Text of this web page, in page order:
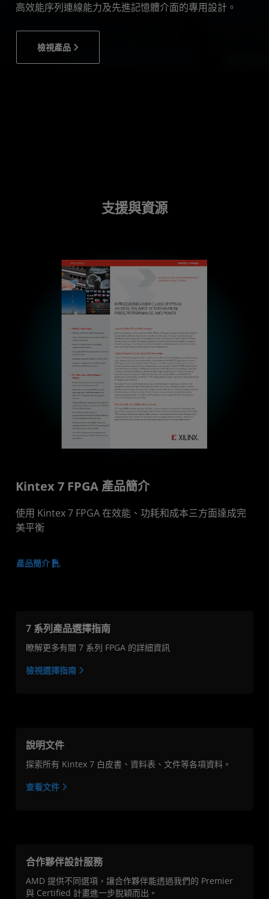
高效能序列連線能力及先進記憶體介面的專用設計。
檢視產品
支援與資源
Kintex 7 FPGA 產品簡介
使用 Kintex 7 FPGA 在效能、功耗和成本三方面達成完
美平衡
產品簡介
7 系列產品選擇指南
瞭解更多有關 7 系列 FPGA 的詳細資訊
檢視選擇指南
說明文件
探索所有 Kintex 7 白皮書、資料表、文件等各項資料。
查看文件
合作夥伴設計服務
AMD 提供不同選項，讓合作夥伴能透過我們的 Premier
與 Certified 計畫進一步脫穎而出。